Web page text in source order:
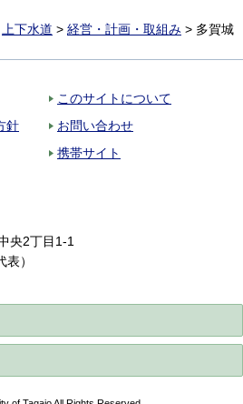
上下水道 > 経営・計画・取組み > 多賀城
このサイトについて
針
お問い合わせ
携帯サイト
央2丁目1-1
）